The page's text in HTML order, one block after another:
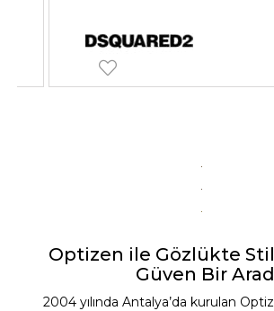
Optizen ile Gözlükte
Güven Bir
2004 yılında Antalya’da kurulan